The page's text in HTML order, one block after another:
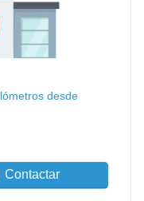
desde
Contactar